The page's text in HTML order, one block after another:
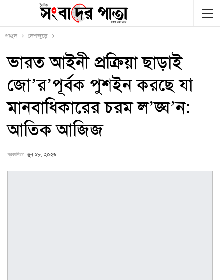
প্রচ্ছদ দেশজুড়ে
ভারত আইনী প্রক্রিয়া ছাড়াই
জো’র’পূর্বক পুশইন করছে যা
মানবাধিকারের চরম ল’ঙ্ঘ’ন:
আতিক আজিজ
প্রকাশিত: জুন ১৮, ২০২৬